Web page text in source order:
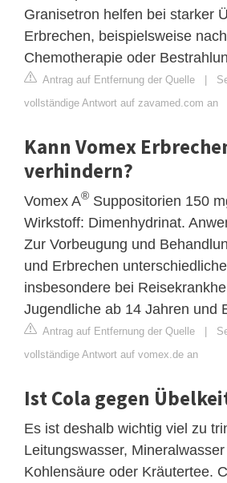
Granisetron helfen bei starker
Erbrechen, beispielsweise
Chemotherapie oder
Antrag auf Entfernung der Quelle |
vollständige Antwort auf zavamed.com an
Kann Vomex
verhindern?
Vomex A® Suppositorien 150
Wirkstoff: Dimenhydrinat.
Zur Vorbeugung und
und Erbrechen
insbesondere bei
Jugendliche ab 14 Jahren und
Antrag auf Entfernung der Quelle |
vollständige Antwort auf vomex.de an
Ist Cola gegen
Es ist deshalb wichtig viel zu
Leitungswasser,
Kohlensäure oder Kräutertee.